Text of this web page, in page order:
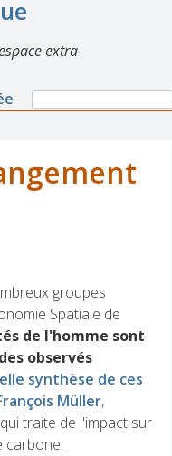
extra-
Search
Search
groupes
Spatiale de
de l'homme sont
observés
synthèse de ces
Müller,
traite de l'impact sur
carbone.